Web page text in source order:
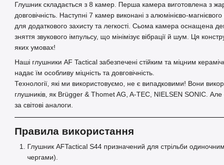
Глушник складається з 8 камер. Перша камера виготовлена з
довговічність. Наступні 7 камер виконані з алюмінієво-
для додаткового захисту та легкості. Сьома камера оснащена
зняття звукового імпульсу, що мінімізує вібрації й шум. Ця
яких умовах!
Наші глушники AF Tactical забезпечені стійким та міцним
надає їм особливу міцність та довговічність.
Технології, які ми використовуємо, не є випадковими! Вони
глушників, як Brügger & Thomet AG, A-TEC, NIELSEN SONIC. Але
за світові аналоги.
Правила використання
Глушник AFTactical S44 призначений для стрільби
чергами).